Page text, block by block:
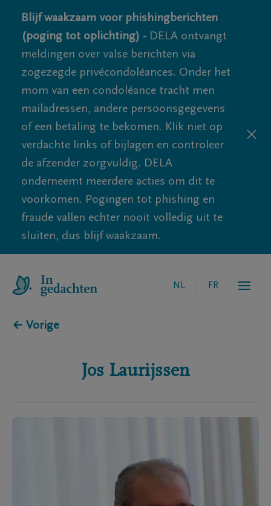
Blijf waakzaam voor phishingberichten
(poging tot oplichting) - DELA ontvangt
meldingen over valse berichten via
zogezegde privécondoléances. Onder het
mom van een condoléance tracht men
mailadressen, andere persoonsgegevens
of een betaling te bekomen. Klik niet op
verdachte links of bijlagen en controleer
de afzender zorgvuldig. DELA
onderneemt meerdere acties om dit te
voorkomen. Pogingen tot phishing en
fraude vallen echter nooit volledig uit te
sluiten, dus blijf waakzaam.
NL FR
← Vorige
Jos Laurijssen